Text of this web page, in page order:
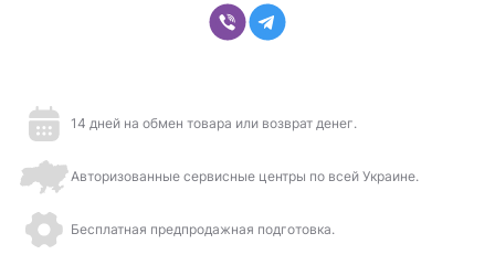
14 дней на обмен товара или возврат денег.
Авторизованные сервисные центры по всей Украине.
Бесплатная предпродажная подготовка.